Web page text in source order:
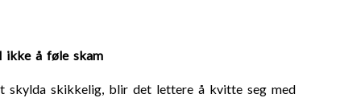
ikke å føle skam
skylda skikkelig, blir det lettere å kvitte seg med